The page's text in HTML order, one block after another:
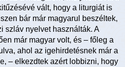
vált, hogy a liturgiát is
bár már magyarul beszéltek,
szláv nyelvet használták. A
már magyar volt, és – főleg a
ahol az igehirdetésnek már a
– elkezdtek azért lobbizni, hogy